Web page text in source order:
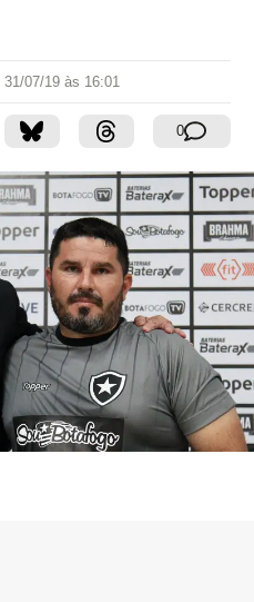
31/07/19 às 16:01
0